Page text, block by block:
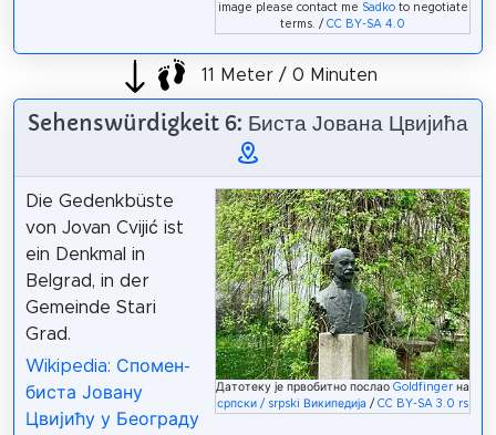
image please contact me Sadkoto negotiate
terms. /CC BY-SA 4.0
11 Meter / 0 Minuten
Sehenswürdigkeit 6: Биста Јована Цвијића
Датотеку је првобитно послаоGoldfinger на
српски / srpski Википедија /CC BY-SA 3.0 rs
Die Gedenkbüste
von Jovan Cvijić ist
ein Denkmal in
Belgrad, in der
Gemeinde Stari
Grad.
Wikipedia: Спомен-
биста Јовану
Цвијићу у Београду